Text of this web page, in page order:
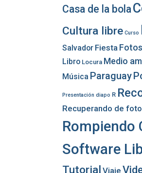
Casa de la bola
Cultura libre Curso
Salvador Fiesta Fotos
Libro Locura Medio
Música Paraguay
Presentación diapo R
Recuperando de
Rompiendo
Software
Tutorial Viaje